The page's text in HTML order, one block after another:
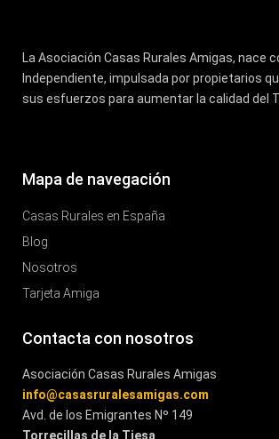
La Asociación Casas Rurales Amigas, nace
Independiente, impulsada por propietarios
sus esfuerzos para aumentar la calidad del
Mapa de navegación
Casas Rurales en España
Blog
Nosotros
Tarjeta Amiga
Contacta con nosotros
Asociación Casas Rurales Amigas
info@casasruralesamigas.com
Avd. de los Emigrantes Nº 149
Torrecillas de la Tiesa